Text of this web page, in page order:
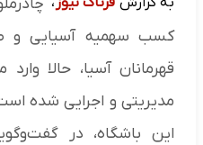
کسب سهمیه آسیایی
قهرمانان آسیا، حالا وارد
مدیریتی و اجرایی شده
این باشگاه، در